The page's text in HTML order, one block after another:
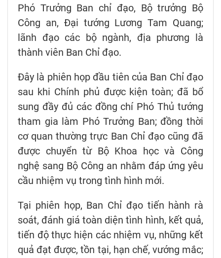
Phó Trưởng Ban chỉ đạo, Bộ trưởng Bộ
Công an, Đại tướng Lương Tam Quang;
lãnh đạo các bộ ngành, địa phương là
thành viên Ban Chỉ đạo.
Đây là phiên họp đầu tiên của Ban Chỉ đạo
sau khi Chính phủ được kiện toàn; đã bổ
sung đầy đủ các đồng chí Phó Thủ tướng
tham gia làm Phó Trưởng Ban; đồng thời
cơ quan thường trực Ban Chỉ đạo cũng đã
được chuyển từ Bộ Khoa học và Công
nghệ sang Bộ Công an nhằm đáp ứng yêu
cầu nhiệm vụ trong tình hình mới.
Tại phiên họp, Ban Chỉ đạo tiến hành rà
soát, đánh giá toàn diện tình hình, kết quả,
tiến độ thực hiện các nhiệm vụ, những kết
quả đạt được, tồn tại, hạn chế, vướng mắc;